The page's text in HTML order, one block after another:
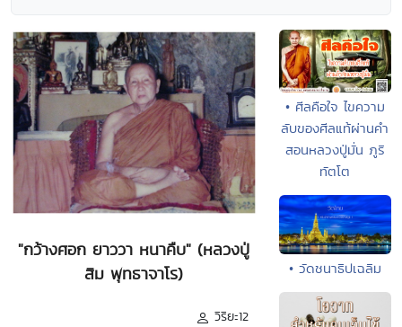
"กว้างศอก ยาววา หนาคืบ" (หลวงปู่
สิม พุทธาจาโร)
วิริยะ12
• ศีลคือใจ ไขความ
ลับของศีลแท้ผ่านคำ
สอนหลวงปู่มั่น ภูริ
ทัตโต
• วัดชนาธิปเฉลิม